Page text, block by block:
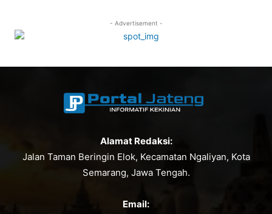
- Advertisement -
Alamat Redaksi:
Jalan Taman Beringin Elok, Kecamatan Ngaliyan, Kota
Semarang, Jawa Tengah.
Email: